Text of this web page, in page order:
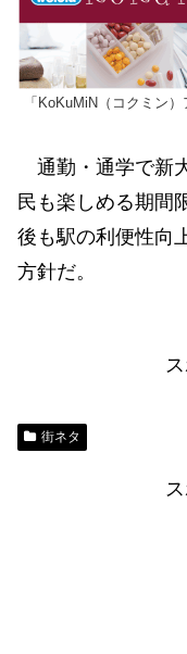
「KoKuMiN（コクミン）
通勤・通学で新
民も楽しめる期間
後も駅の利便性向
方針だ。
街ネタ